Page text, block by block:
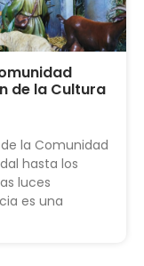
de la Cultura
la Comunidad
hasta los
luces
es una